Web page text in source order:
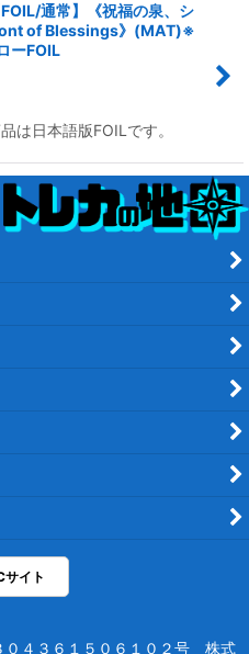
通常】《祝福の泉、シ
of Blessings》(MAT)※
ーFOIL
は日本語版FOILです。
サイト
０４３６１５０６１０２号 株式